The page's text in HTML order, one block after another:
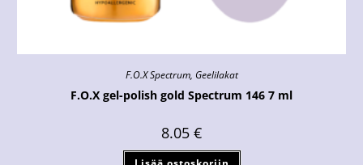
F.O.X Spectrum, Geelilakat
F.O.X gel-polish gold Spectrum 146 7 ml
8.05 €